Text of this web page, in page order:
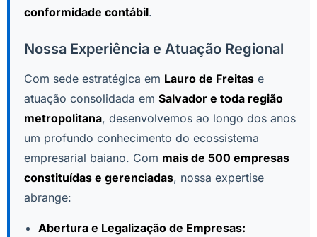
conformidade contábil.
Nossa Experiência e Atuação Regional
Com sede estratégica em Lauro de Freitas e
atuação consolidada em Salvador e toda região
metropolitana, desenvolvemos ao longo dos anos
um profundo conhecimento do ecossistema
empresarial baiano. Com mais de 500 empresas
constituídas e gerenciadas, nossa expertise
abrange:
Abertura e Legalização de Empresas: